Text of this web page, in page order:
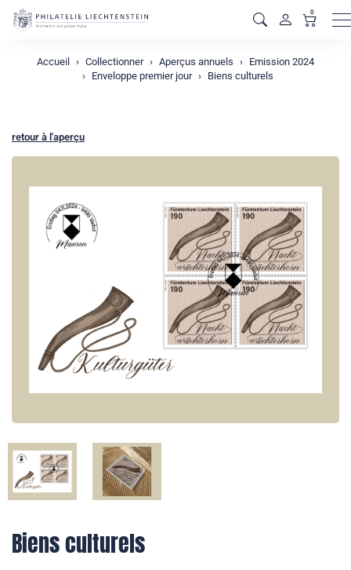
0
Accueil Collectionner Aperçus annuels
Emission 2024
Enveloppe premier jour
Biens culturels
retour à l'aperçu
Biens culturels